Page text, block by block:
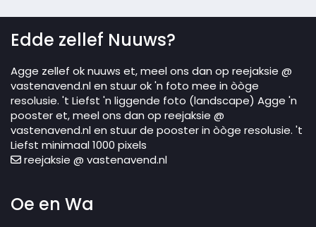
Edde zellef Nuuws?
Agge zellef ok nuuws et, meel ons dan op reejaksie @
vastenavend.nl en stuur ok 'n foto mee in òòge
resolusie. 't Liefst 'n liggende foto (landscape) Agge 'n
pooster et, meel ons dan op reejaksie @
vastenavend.nl en stuur de pooster in òòge resolusie. 't
Liefst minimaal 1000 pixels
reejaksie @ vastenavend.nl
Oe en Wa